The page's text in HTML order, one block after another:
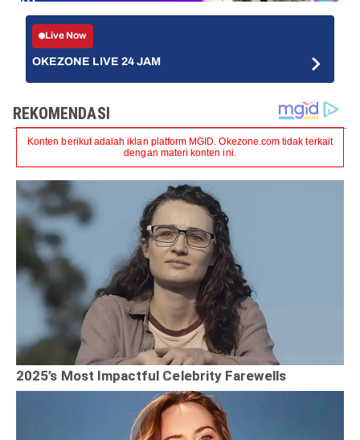
Live Now
OKEZONE LIVE 24 JAM